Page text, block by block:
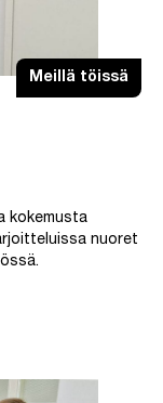
Meillä töissä
kokemusta
nuoret